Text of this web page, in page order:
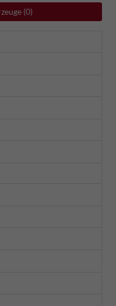
(0)